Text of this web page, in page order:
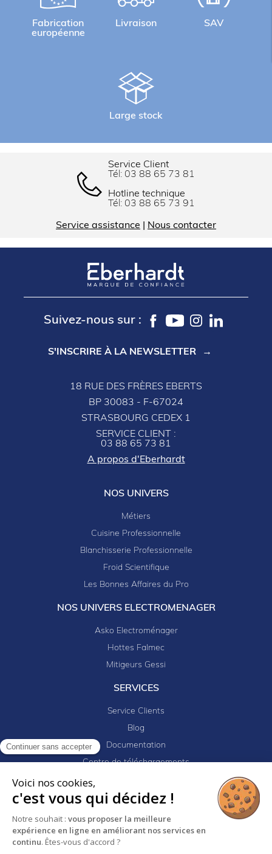
Continuer sans accepter
Voici nos cookies,
c'est vous qui décidez !
Notre souhait : vous proposer la meilleure
expérience en ligne en améliorant nos services en
continu. Êtes-vous d'accord ?
Fabrication
européenne
Livraison SAV
Large stock
Service Client
Tél: 03 88 65 73 81
Hotline technique
Tél: 03 88 65 73 91
Service assistance Nous contacter
Suivez-nous sur :
S'INSCRIRE À LA NEWSLETTER
18 RUE DES FRÈRES EBERTS
BP 30083 - F-67024
STRASBOURG CEDEX 1
SERVICE CLIENT :
03 88 65 73 81
A propos d'Eberhardt
NOS UNIVERS
Métiers
Cuisine Professionnelle
Blanchisserie Professionnelle
Froid Scientifique
Les Bonnes Affaires du Pro
NOS UNIVERS ELECTROMENAGER
Asko Electroménager
Hottes Falmec
Mitigeurs Gessi
SERVICES
Service Clients
Blog
Documentation
Centre de téléchargements
Newsletter